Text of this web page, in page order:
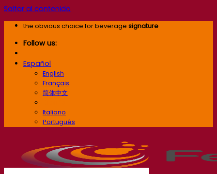
Saltar al contenido
the obvious choice for beverage signature
Follow us:
Español
English
Français
简体中文
Italiano
Português